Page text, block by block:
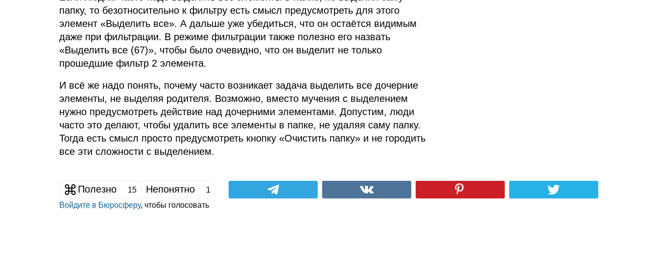
папку, то безотносительно к фильтру есть смысл предусмотреть для этого
элемент «Выделить все». А дальше уже убедиться, что он остаётся видимым
даже при фильтрации. В режиме фильтрации также полезно его назвать
«Выделить все (67)», чтобы было очевидно, что он выделит не только
прошедшие фильтр 2 элемента.
И всё же надо понять, почему часто возникает задача выделить все дочерние
элементы, не выделяя родителя. Возможно, вместо мучения с выделением
нужно предусмотреть действие над дочерними элементами. Допустим, люди
часто это делают, чтобы удалить все элементы в папке, не удаляя саму папку.
Тогда есть смысл просто предусмотреть кнопку «Очистить папку» и не городить
все эти сложности с выделением.
Полезно 15 Непонятно
1
Войдите в Бюросферу, чтобы голосовать